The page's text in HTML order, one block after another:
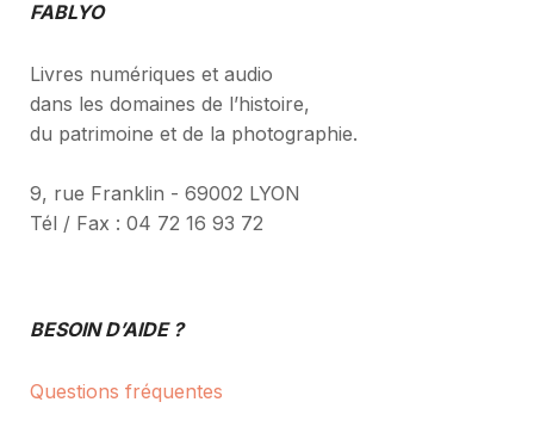
FABLYO
Livres numériques et audio
dans les domaines de l’histoire,
du patrimoine et de la photographie.
9, rue Franklin - 69002 LYON
Tél / Fax : 04 72 16 93 72
BESOIN D’AIDE ?
Questions fréquentes